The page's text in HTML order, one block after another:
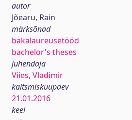
autor
Jõearu, Rain
märksõnad
bakalaureusetööd
bachelor's theses
juhendaja
Viies, Vladimir
kaitsmiskuupäev
21.01.2016
keel